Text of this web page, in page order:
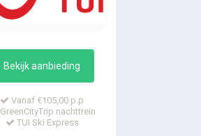
Bekijk aanbieding
Vanaf €105,00 p.p
GreenCityTrip nachttrein
TUI Ski Express